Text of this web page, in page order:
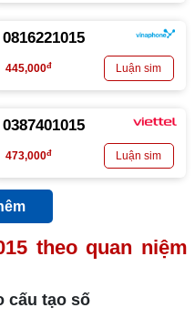
0816221015
445,000đ
0387401015
473,000đ
theo quan niệm
cấu tạo số